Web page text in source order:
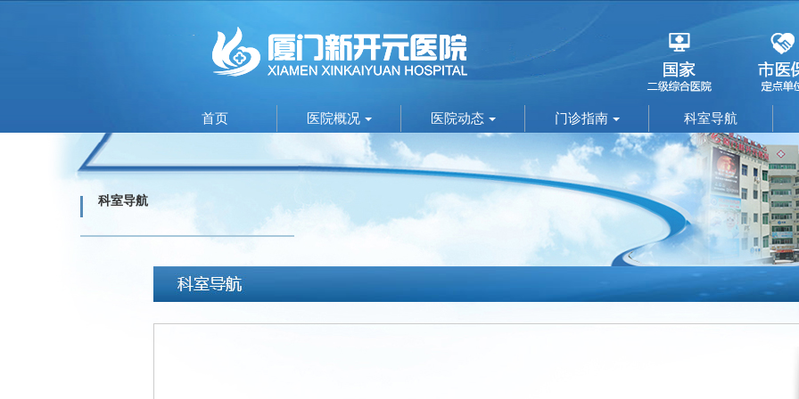
首页 医院概况 医院动态 门诊指南 科室导航
科室导航